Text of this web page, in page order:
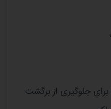
برای جلوگیری از برگشت